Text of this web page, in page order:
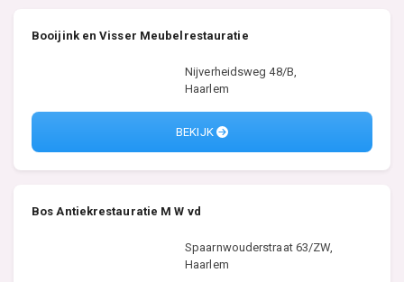
Booijink en Visser Meubelrestauratie
Nijverheidsweg 48/B,
Haarlem
BEKIJK
Bos Antiekrestauratie M W vd
Spaarnwouderstraat 63/ZW,
Haarlem